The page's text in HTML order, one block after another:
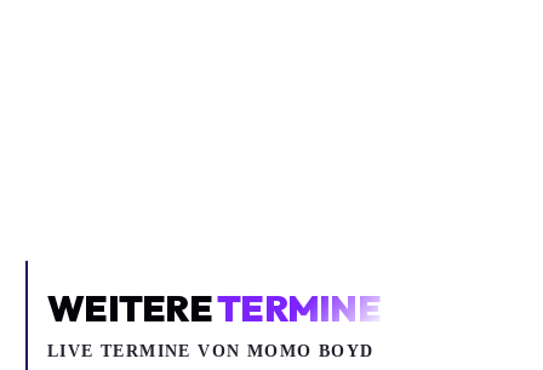
WEITERETERMINE
LIVE TERMINE VON MOMO BOYD